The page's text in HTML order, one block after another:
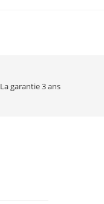
La garantie 3 ans